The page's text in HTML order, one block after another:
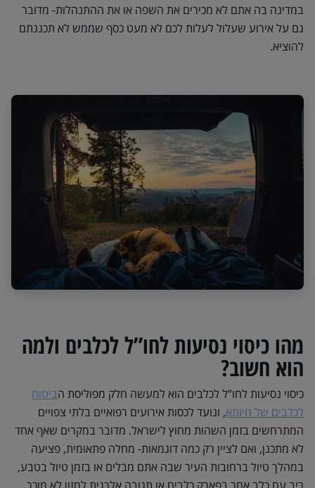
במדינה בה אתם לא מכירים את השפה או את ההתנהלות- מדובר
גם על אירוע שעלול לעלות לכם לא מעט כסף שממש לא תכננתם
להוציא.
מהו כיסוי נסיעות לחו”ל לכלבים ולמה
הוא חשוב?
כיסוי נסיעות לחו”ל לכלבים הוא למעשה חלק מפוליסת הביטוח
לכלבים של חיותא, ונועד לכסות אירועים רפואיים בלתי צפויים
המתרחשים בזמן השהות מחוץ לישראל. מדובר במקרים שאף אחד
לא מתכנן, ואם לציין רק כמה דוגמאות- מחלה פתאומית, פציעה
במהלך טיול ברחובות העיר שבה אתם מבלים או בזמן טיול בטבע,